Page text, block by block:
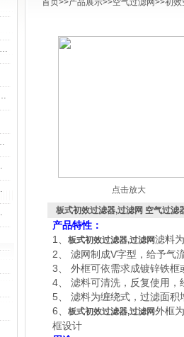
首页>>产品展示>>空气过滤网>>初效
点击放大
板式初效过滤器,过滤网 空气过滤
产品特性：
1、
板式初效过滤器,过滤网滤料
2、 滤网制成V字型，给予气
3、 外框可依需求成镀锌铁框
4、 滤料可清洗，反复使用，
5、 滤料为缠绕式，过滤面
6、
板式初效过滤器,过滤网外框
框设计